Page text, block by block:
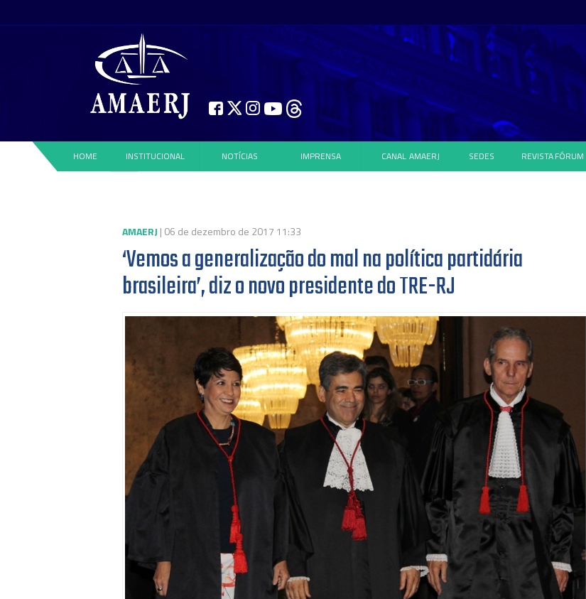
HOME INSTITUCIONAL NOTÍCIAS IMPRENSA CANAL AMAERJ SEDES REVISTAFÓRUM
AMAERJ | 06 de dezembro de 2017 11:33
‘Vemos a generalização do mal na política partidária
brasileira’, diz o novo presidente do TRE-RJ